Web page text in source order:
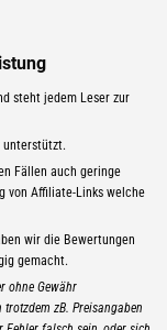
steht jedem Leser zur
unterstützt.
Fällen auch geringe
von Affiliate-Links welche
wir die Bewertungen
gemacht.
ohne Gewähr
zB. Preisangaben